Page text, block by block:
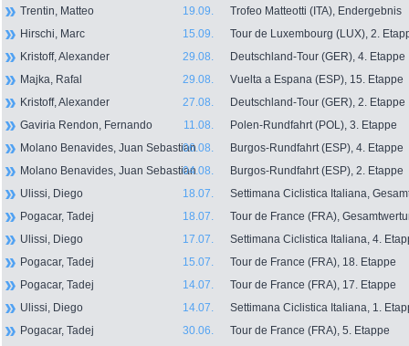
Trentin, Matteo
Trofeo Matteotti (ITA), Endergebnis
19.09.
Hirschi, Marc
Tour de Luxembourg (LUX), 2.
15.09.
Kristoff, Alexander
Deutschland-Tour (GER), 4. Etappe
29.08.
Majka, Rafal
Vuelta a Espana (ESP), 15. Etappe
29.08.
Kristoff, Alexander
Deutschland-Tour (GER), 2. Etappe
27.08.
Gaviria Rendon, Fernando
Polen-Rundfahrt (POL), 3. Etappe
11.08.
Molano Benavides, Juan Sebastian
Burgos-Rundfahrt (ESP), 4. Etappe
06.08.
Molano Benavides, Juan Sebastian
Burgos-Rundfahrt (ESP), 2. Etappe
04.08.
Ulissi, Diego
Settimana Ciclistica Italiana,
18.07.
Pogacar, Tadej
Tour de France (FRA),
18.07.
Ulissi, Diego
Settimana Ciclistica Italiana, 4.
17.07.
Pogacar, Tadej
Tour de France (FRA), 18. Etappe
15.07.
Pogacar, Tadej
Tour de France (FRA), 17. Etappe
14.07.
Ulissi, Diego
Settimana Ciclistica Italiana, 1.
14.07.
Pogacar, Tadej
Tour de France (FRA), 5. Etappe
30.06.